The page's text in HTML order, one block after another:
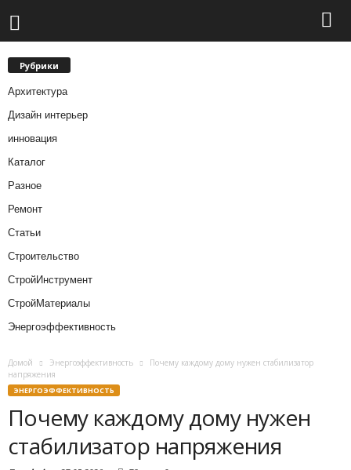
Рубрики
Архитектура
Дизайн интерьер
инновация
Каталог
Разное
Ремонт
Статьи
Строительство
СтройИнструмент
СтройМатериалы
Энергоэффективность
Домой Энергоэффективность
Почему каждому дому нужен стабилизатор
напряжения
ЭНЕРГОЭФФЕКТИВНОСТЬ
Почему каждому дому нужен
стабилизатор напряжения